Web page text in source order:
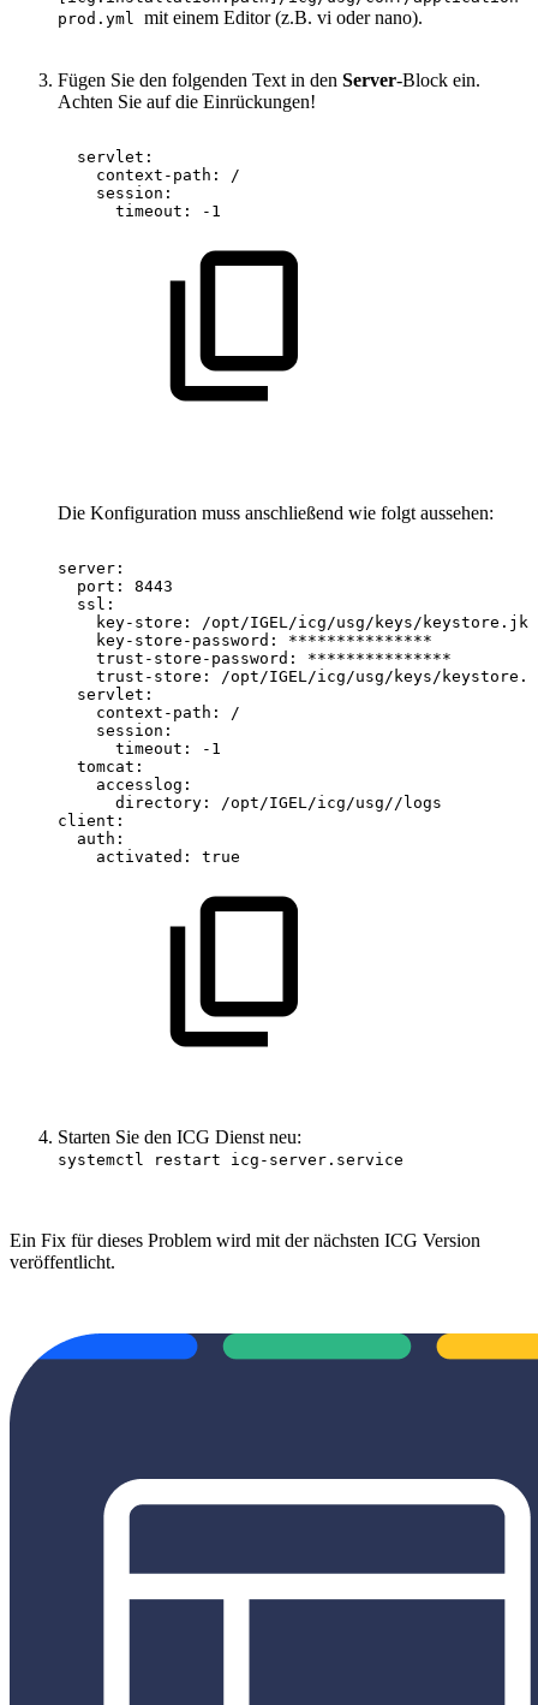
prod.yml mit einem Editor (z.B. vi oder nano).
Fügen Sie den folgenden Text in den Server-Block ein.
Achten Sie auf die Einrückungen!
servlet:
context-path:
/
session:
timeout:
-1
Die Konfiguration muss anschließend wie folgt aussehen:
server:
port:
8443
ssl:
key-store:
/opt/IGEL/icg/usg/keys/keystore.jks
key-store-password:
***************
trust-store-password:
***************
trust-store:
/opt/IGEL/icg/usg/keys/
servlet:
context-path:
/
session:
timeout:
-1
tomcat:
accesslog:
directory:
/opt/IGEL/icg/usg//logs
client:
auth:
activated:
true
Starten Sie den ICG Dienst neu:
systemctl restart icg-server.service
Ein Fix für dieses Problem wird mit der nächsten ICG Version
veröffentlicht.